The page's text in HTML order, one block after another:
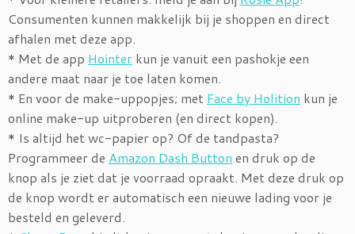
Consumenten kunnen makkelijk bij je shoppen en direct
afhalen met deze app.
* Met de app Hointer kun je vanuit een pashokje een
andere maat naar je toe laten komen.
* En voor de make-uppopjes; met Face by Holition kun je
online make-up uitproberen (en direct kopen).
* Is altijd het wc-papier op? Of de tandpasta?
Programmeer de Amazon Dash Button en druk op de
knop als je ziet dat je voorraad opraakt. Met deze druk op
de knop wordt er automatisch een nieuwe lading voor je
besteld en geleverd.